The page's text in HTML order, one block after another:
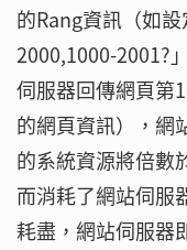
的Rang資訊（如
2000,1000-2001?
伺服器回傳網頁第
的網頁資訊），網
的系統資源將倍數
而消耗了網站伺服
耗盡，網站伺服器